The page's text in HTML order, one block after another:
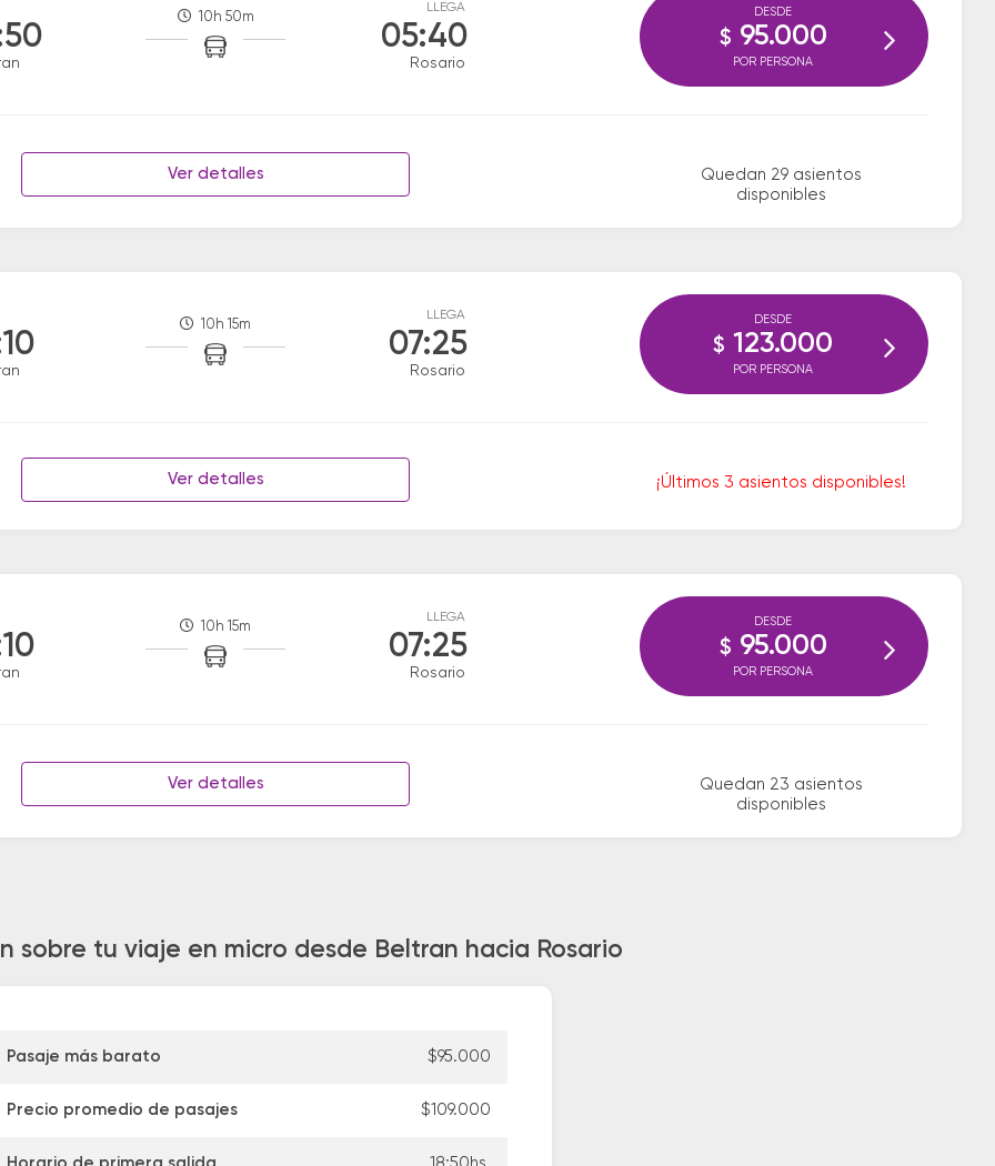
10h 50m
LLEGA
05:40
Rosario
Ver detalles
Quedan 29 asientos
disponibles
DESDE
$ 95.000
POR PERSONA
10h 15m
LLEGA
07:25
Rosario
Ver detalles ¡Últimos 3 asientos disponibles!
DESDE
$ 123.000
POR PERSONA
10h 15m
LLEGA
07:25
Rosario
Ver detalles
Quedan 23 asientos
disponibles
DESDE
$ 95.000
POR PERSONA
sobre tu viaje en micro desde Beltran hacia Rosario
Pasaje más barato $95.000
Precio promedio de pasajes $109.000